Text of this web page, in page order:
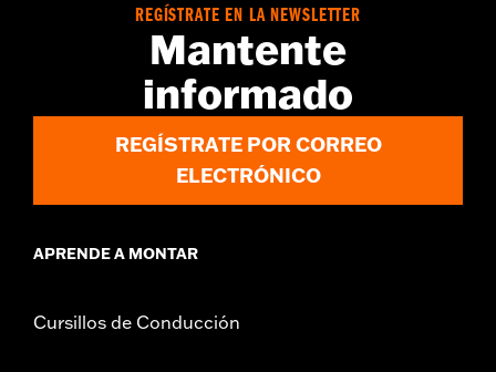
Medida de la llanta:18
Requiere la compra por separado del kit de montaje de
las llantas del modelo específico, la tornillería de la
corona y tornillería específica para el disco de freno.
Ver hoja I para más detalles. La instalación puede
modelo específico y del tamaño de la llanta.
REGÍSTRATE EN LA NEWSLETTER
Mantente
informado
REGÍSTRATE POR CORREO
ELECTRÓNICO
APRENDE A MONTAR
Cursillos de Conducción